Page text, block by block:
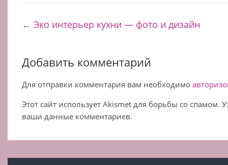
← Эко интерьер кухни — фото и дизайн
Добавить комментарий
Для отправки комментария вам необходимо
Этот сайт использует Akismet для борьбы со спамом.
ваши данные комментариев.